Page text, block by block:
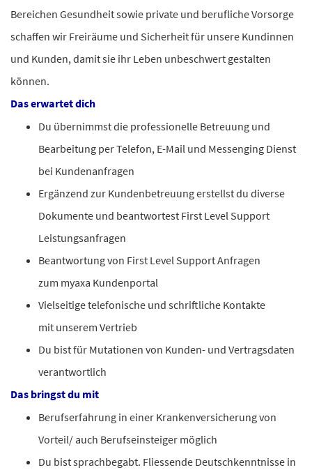
Bereichen Gesundheit sowie private und berufliche Vorsorge
schaffen wir Freiräume und Sicherheit für unsere Kundinnen
und Kunden, damit sie ihr Leben unbeschwert gestalten
können.
Das erwartet dich
Du übernimmst die professionelle Betreuung und
Bearbeitung per Telefon, E-Mail und Messenging Dienst
bei Kundenanfragen
Ergänzend zur Kundenbetreuung erstellst du diverse
Dokumente und beantwortest First Level Support
Leistungsanfragen
Beantwortung von First Level Support Anfragen
zum myaxa Kundenportal
Vielseitige telefonische und schriftliche Kontakte
mit unserem Vertrieb
Du bist für Mutationen von Kunden- und Vertragsdaten
verantwortlich
Das bringst du mit
Berufserfahrung in einer Krankenversicherung von
Vorteil/ auch Berufseinsteiger möglich
Du bist sprachbegabt. Fliessende Deutschkenntnisse in